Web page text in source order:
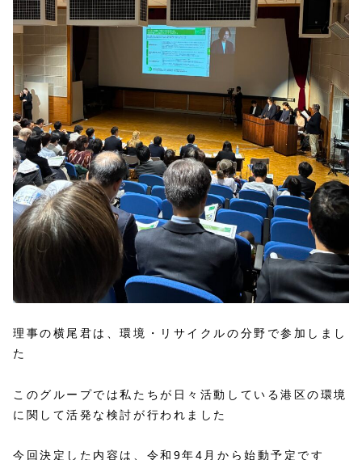
理事の横尾君は、環境・リサイクルの分野で参加しまし
た
このグループでは私たちが日々活動している港区の環境
に関して活発な検討が行われました
今回決定した内容は、令和9年4月から始動予定です